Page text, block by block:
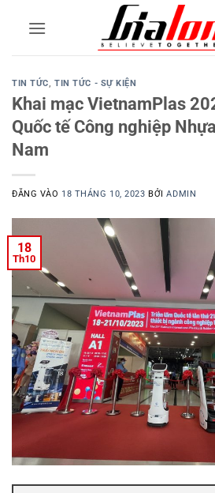
TIN TỨC,TIN TỨC - SỰ KIỆN
Khai mạc VietnamPlas
Quốc tế Công nghiệp
Nam
ĐĂNG VÀO 18 THÁNG 10, 2023 BỞIADMIN
18
Th10